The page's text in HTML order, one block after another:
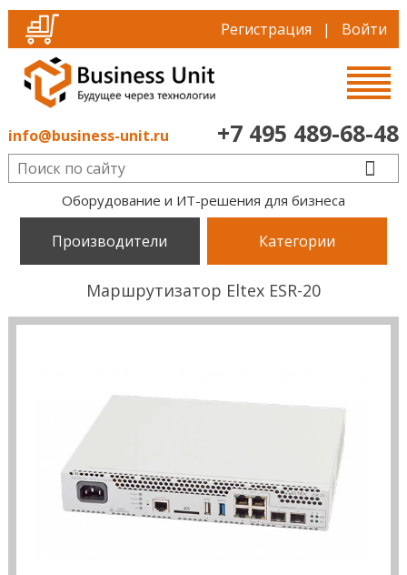
Регистрация | Войти
info@business-unit.ru +7 495 489-68-48
Оборудование и ИТ-решения для бизнеса
Производители Категории
Маршрутизатор Eltex ESR-20